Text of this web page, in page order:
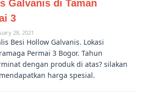
Galvanis di Taman
3
28, 2021
Besi Hollow Galvanis. Lokasi
Permai 3 Bogor. Tahun
dengan produk di atas? silakan
harga spesial.